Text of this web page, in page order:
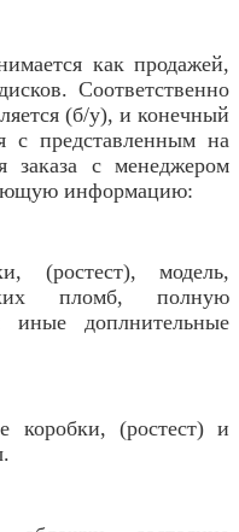
как продажей,
Соответственно
(б/у), и конечный
с представленным на
заказа с менеджером
информацию:
(ростест), модель,
пломб, полную
иные доплнительные
коробки, (ростест) и